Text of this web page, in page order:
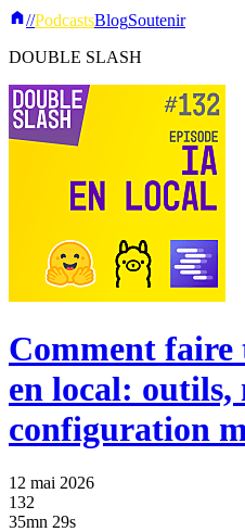
//PodcastsBlogSoutenir
DOUBLE SLASH
Comment
en local: outils,
configuration
12 mai 2026
132
35mn 29s